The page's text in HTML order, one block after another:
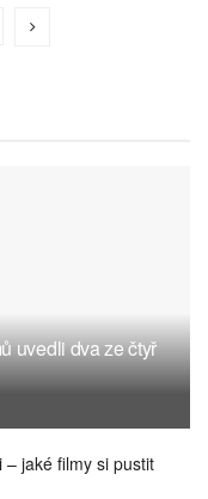
uvedli dva ze čtyř
jaké filmy si pustit